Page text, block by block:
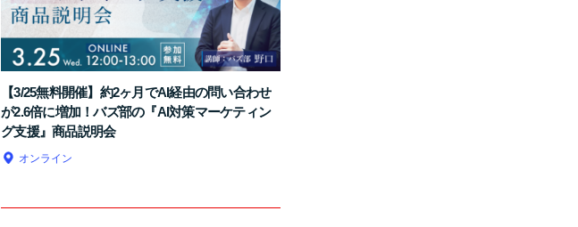
【3/25無料開催】約2ヶ月でAI経由の問い合わせ
が2.6倍に増加！バズ部の『AI対策マーケティン
グ支援』商品説明会
オンライン